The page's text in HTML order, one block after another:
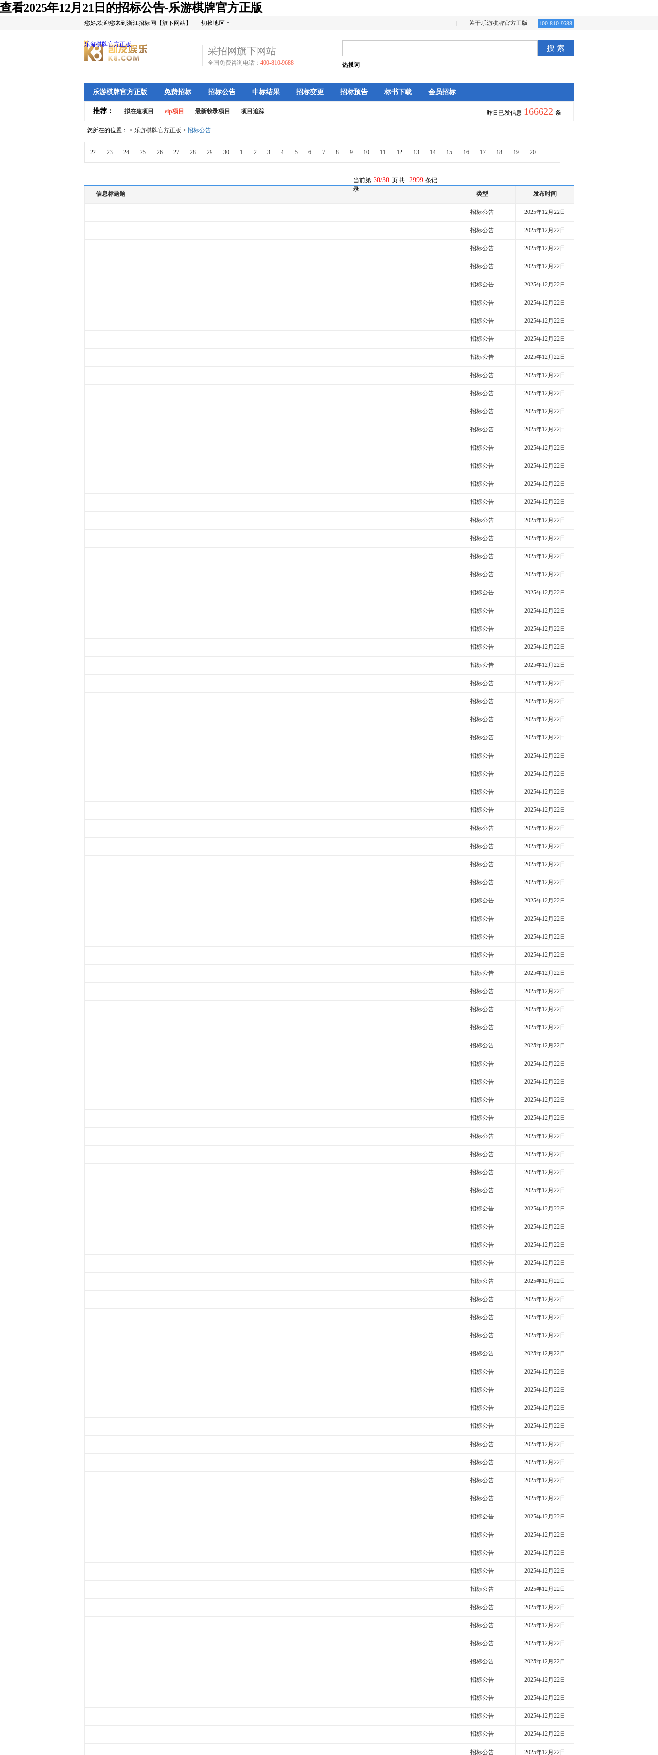
查看2025年12月21日的招标公告-乐游棋牌官方正版
您好,欢迎您来到浙江招标网【旗下网站】 切换地区 关于乐游棋牌官方正版 400-810-9688
乐游棋牌官方正版
采招网旗下网站
全国免费咨询电话： 400-810-9688
搜 索
热搜词
乐游棋牌官方正版 免费招标 招标公告 中标结果 招标变更 招标预告 标书下载 会员招标
推荐： 拟在建项目 vip项目 最新收录项目 项目追踪 昨日已发信息 166622 条
您所在的位置： > 乐游棋牌官方正版 > 招标公告
22 23 24 25 26 27 28 29 30 1 2 3 4 5 6 7 8 9 10 11 12 13 14 15 16 17 18 19 20
当前第 30/30 页 共 2999 条记
录
信息标题题 类型 发布时间
招标公告 2025年12月22日
招标公告 2025年12月22日
招标公告 2025年12月22日
招标公告 2025年12月22日
招标公告 2025年12月22日
招标公告 2025年12月22日
招标公告 2025年12月22日
招标公告 2025年12月22日
招标公告 2025年12月22日
招标公告 2025年12月22日
招标公告 2025年12月22日
招标公告 2025年12月22日
招标公告 2025年12月22日
招标公告 2025年12月22日
招标公告 2025年12月22日
招标公告 2025年12月22日
招标公告 2025年12月22日
招标公告 2025年12月22日
招标公告 2025年12月22日
招标公告 2025年12月22日
招标公告 2025年12月22日
招标公告 2025年12月22日
招标公告 2025年12月22日
招标公告 2025年12月22日
招标公告 2025年12月22日
招标公告 2025年12月22日
招标公告 2025年12月22日
招标公告 2025年12月22日
招标公告 2025年12月22日
招标公告 2025年12月22日
招标公告 2025年12月22日
招标公告 2025年12月22日
招标公告 2025年12月22日
招标公告 2025年12月22日
招标公告 2025年12月22日
招标公告 2025年12月22日
招标公告 2025年12月22日
招标公告 2025年12月22日
招标公告 2025年12月22日
招标公告 2025年12月22日
招标公告 2025年12月22日
招标公告 2025年12月22日
招标公告 2025年12月22日
招标公告 2025年12月22日
招标公告 2025年12月22日
招标公告 2025年12月22日
招标公告 2025年12月22日
招标公告 2025年12月22日
招标公告 2025年12月22日
招标公告 2025年12月22日
招标公告 2025年12月22日
招标公告 2025年12月22日
招标公告 2025年12月22日
招标公告 2025年12月22日
招标公告 2025年12月22日
招标公告 2025年12月22日
招标公告 2025年12月22日
招标公告 2025年12月22日
招标公告 2025年12月22日
招标公告 2025年12月22日
招标公告 2025年12月22日
招标公告 2025年12月22日
招标公告 2025年12月22日
招标公告 2025年12月22日
招标公告 2025年12月22日
招标公告 2025年12月22日
招标公告 2025年12月22日
招标公告 2025年12月22日
招标公告 2025年12月22日
招标公告 2025年12月22日
招标公告 2025年12月22日
招标公告 2025年12月22日
招标公告 2025年12月22日
招标公告 2025年12月22日
招标公告 2025年12月22日
招标公告 2025年12月22日
招标公告 2025年12月22日
招标公告 2025年12月22日
招标公告 2025年12月22日
招标公告 2025年12月22日
招标公告 2025年12月22日
招标公告 2025年12月22日
招标公告 2025年12月22日
招标公告 2025年12月22日
招标公告 2025年12月22日
招标公告 2025年12月22日